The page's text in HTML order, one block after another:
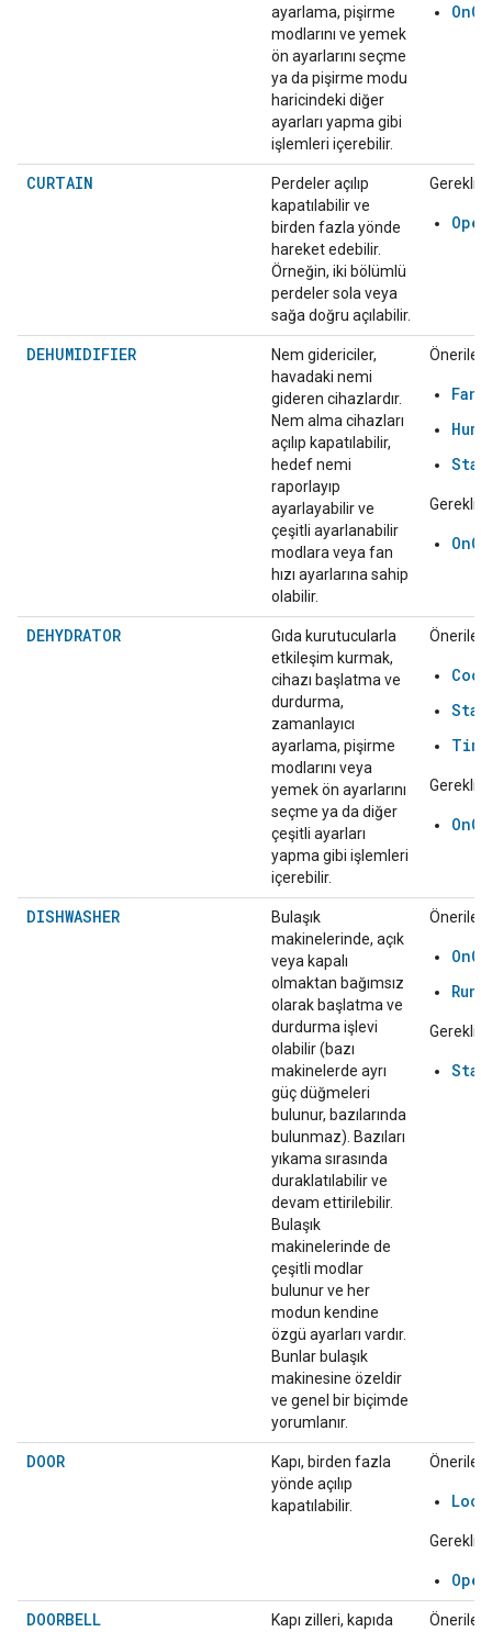
ayarlama, pişirme
modlarını ve yemek
ön ayarlarını seçme
ya da pişirme modu
haricindeki diğer
ayarları yapma gibi
işlemleri içerebilir.
CURTAIN
Perdeler açılıp
kapatılabilir ve
birden fazla yönde
hareket edebilir.
Örneğin, iki bölümlü
perdeler sola veya
sağa doğru açılabilir.
Gerekli:
DEHUMIDIFIER
Nem gidericiler,
havadaki nemi
gideren cihazlardır.
Nem alma cihazları
açılıp kapatılabilir,
hedef nemi
raporlayıp
ayarlayabilir ve
çeşitli ayarlanabilir
modlara veya fan
hızı ayarlarına sahip
olabilir.
Önerilen:
Gerekli:
DEHYDRATOR
Gıda kurutucularla
etkileşim kurmak,
cihazı başlatma ve
durdurma,
zamanlayıcı
ayarlama, pişirme
modlarını veya
yemek ön ayarlarını
seçme ya da diğer
çeşitli ayarları
yapma gibi işlemleri
içerebilir.
Önerilen:
Cook
Gerekli:
DISHWASHER
Bulaşık
makinelerinde, açık
veya kapalı
olmaktan bağımsız
olarak başlatma ve
durdurma işlevi
olabilir (bazı
makinelerde ayrı
güç düğmeleri
bulunur, bazılarında
bulunmaz). Bazıları
yıkama sırasında
duraklatılabilir ve
devam ettirilebilir.
Bulaşık
makinelerinde de
çeşitli modlar
bulunur ve her
modun kendine
özgü ayarları vardır.
Bunlar bulaşık
makinesine özeldir
ve genel bir biçimde
yorumlanır.
Önerilen:
Gerekli:
DOOR
Kapı, birden fazla
yönde açılıp
kapatılabilir.
Önerilen:
Gerekli:
DOORBELL
Kapı zilleri, kapıda
Önerilen: